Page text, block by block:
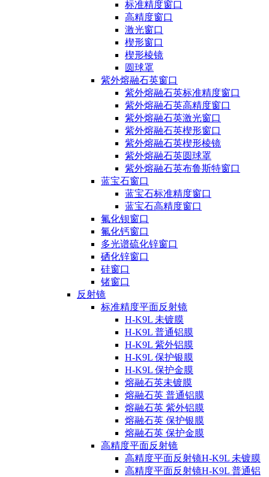
标准精度窗口
高精度窗口
激光窗口
楔形窗口
楔形棱镜
圆球罩
紫外熔融石英窗口
紫外熔融石英标准精度窗口
紫外熔融石英高精度窗口
紫外熔融石英激光窗口
紫外熔融石英楔形窗口
紫外熔融石英楔形棱镜
紫外熔融石英圆球罩
紫外熔融石英布鲁斯特窗口
蓝宝石窗口
蓝宝石标准精度窗口
蓝宝石高精度窗口
氟化钡窗口
氟化钙窗口
多光谱硫化锌窗口
硒化锌窗口
硅窗口
锗窗口
反射镜
标准精度平面反射镜
H-K9L 未镀膜
H-K9L 普通铝膜
H-K9L 紫外铝膜
H-K9L 保护银膜
H-K9L 保护金膜
熔融石英未镀膜
熔融石英 普通铝膜
熔融石英 紫外铝膜
熔融石英 保护银膜
熔融石英 保护金膜
高精度平面反射镜
高精度平面反射镜H-K9L 未镀膜
高精度平面反射镜H-K9L 普通铝